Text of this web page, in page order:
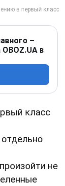
–
в
класс
не